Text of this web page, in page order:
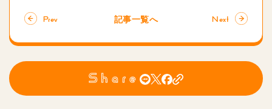
Prev 記事一覧へ Next
Share